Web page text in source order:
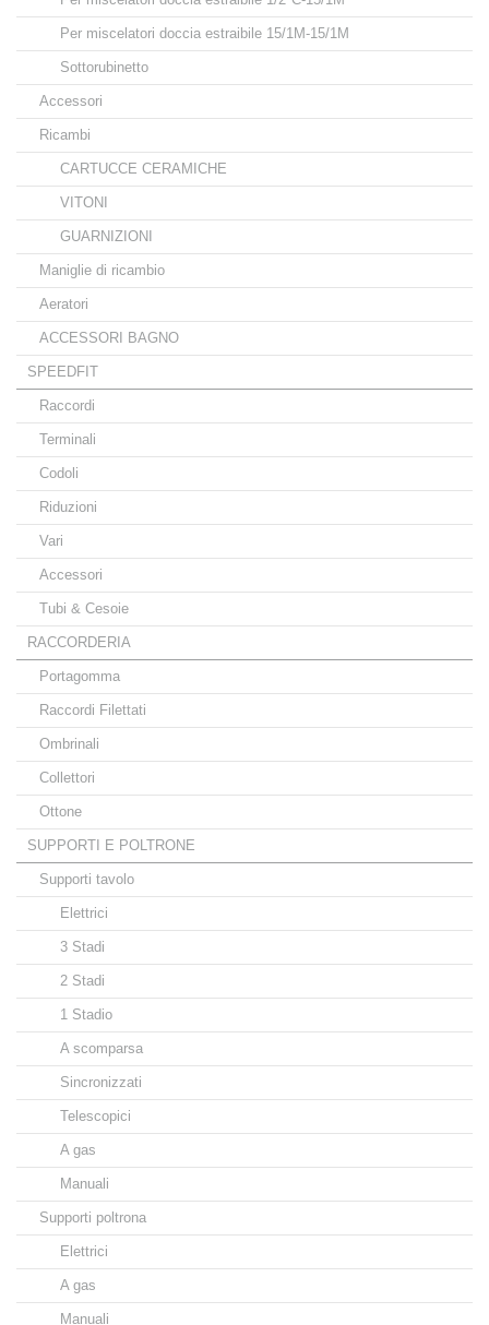
Per miscelatori doccia estraibile 15/1M-15/1M
Sottorubinetto
Accessori
Ricambi
CARTUCCE CERAMICHE
VITONI
GUARNIZIONI
Maniglie di ricambio
Aeratori
ACCESSORI BAGNO
SPEEDFIT
Raccordi
Terminali
Codoli
Riduzioni
Vari
Accessori
Tubi & Cesoie
RACCORDERIA
Portagomma
Raccordi Filettati
Ombrinali
Collettori
Ottone
SUPPORTI E POLTRONE
Supporti tavolo
Elettrici
3 Stadi
2 Stadi
1 Stadio
A scomparsa
Sincronizzati
Telescopici
A gas
Manuali
Supporti poltrona
Elettrici
A gas
Manuali